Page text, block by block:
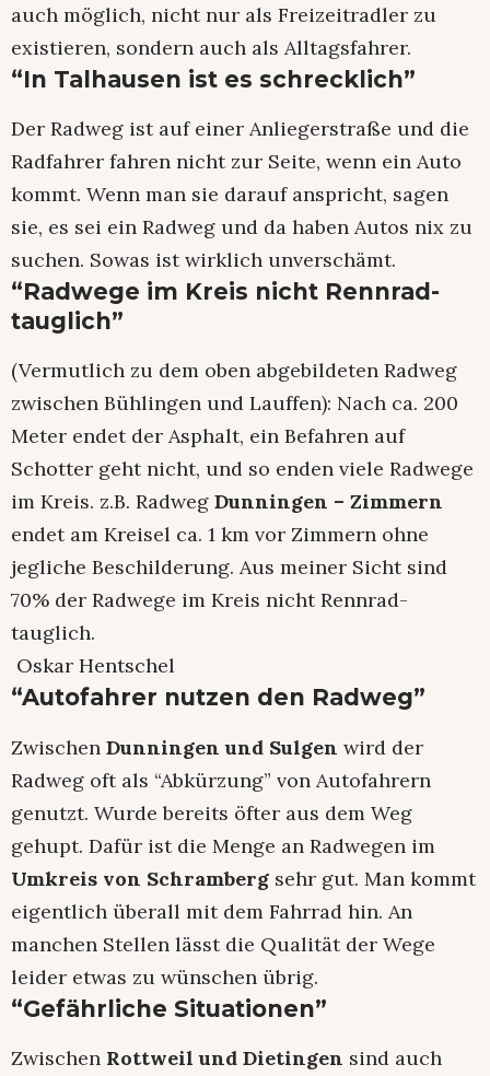
auch möglich, nicht nur als Freizeitradler zu
existieren, sondern auch als Alltagsfahrer.
“In Talhausen ist es schrecklich”
Der Radweg ist auf einer Anliegerstraße und die
Radfahrer fahren nicht zur Seite, wenn ein Auto
kommt. Wenn man sie darauf anspricht, sagen
sie, es sei ein Radweg und da haben Autos nix zu
suchen. Sowas ist wirklich unverschämt.
“Radwege im Kreis nicht Rennrad-
tauglich”
(Vermutlich zu dem oben abgebildeten Radweg
zwischen Bühlingen und Lauffen): Nach ca. 200
Meter endet der Asphalt, ein Befahren auf
Schotter geht nicht, und so enden viele Radwege
im Kreis. z.B. Radweg Dunningen – Zimmern
endet am Kreisel ca. 1 km vor Zimmern ohne
jegliche Beschilderung. Aus meiner Sicht sind
70% der Radwege im Kreis nicht Rennrad-
tauglich.
Oskar Hentschel
“Autofahrer nutzen den Radweg”
Zwischen Dunningen und Sulgen wird der
Radweg oft als “Abkürzung” von Autofahrern
genutzt. Wurde bereits öfter aus dem Weg
gehupt. Dafür ist die Menge an Radwegen im
Umkreis von Schramberg sehr gut. Man kommt
eigentlich überall mit dem Fahrrad hin. An
manchen Stellen lässt die Qualität der Wege
leider etwas zu wünschen übrig.
“Gefährliche Situationen”
Zwischen Rottweil und Dietingen sind auch